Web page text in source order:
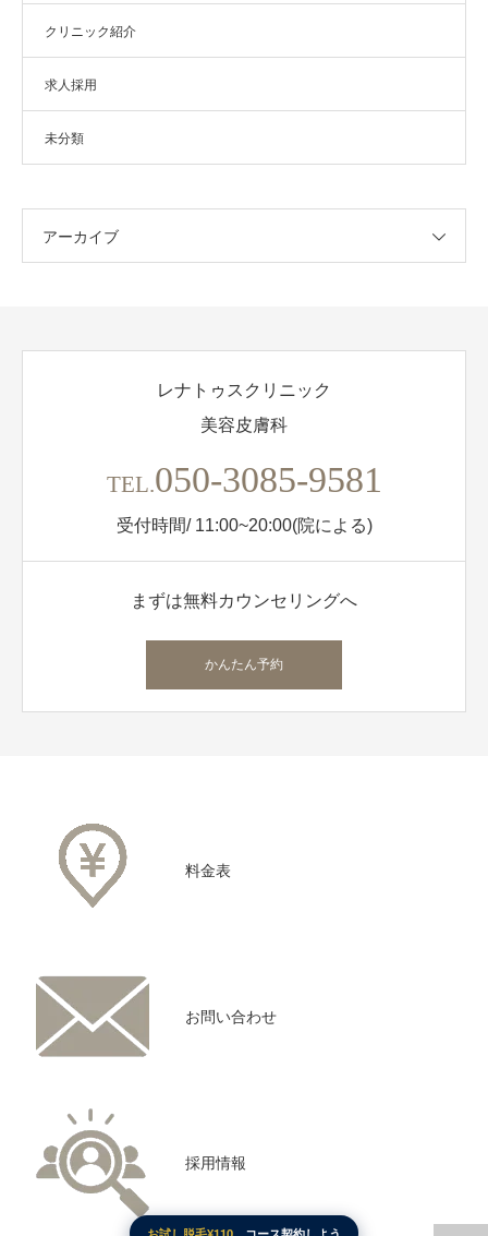
クリニック紹介
求人採用
未分類
アーカイブ
レナトゥスクリニック
美容皮膚科
TEL.050-3085-9581
受付時間/ 11:00~20:00(院による)
まずは無料カウンセリングへ
かんたん予約
料金表
お問い合わせ
採用情報